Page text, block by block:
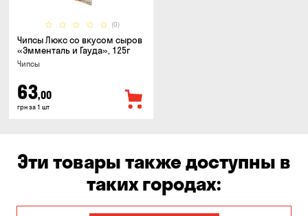
(0)
Чипсы Люкс со вкусом сыров
«Эмменталь и Гауда», 125г
Чипсы
63,00
грн за 1 шт
Эти товары также доступны в
таких городах: